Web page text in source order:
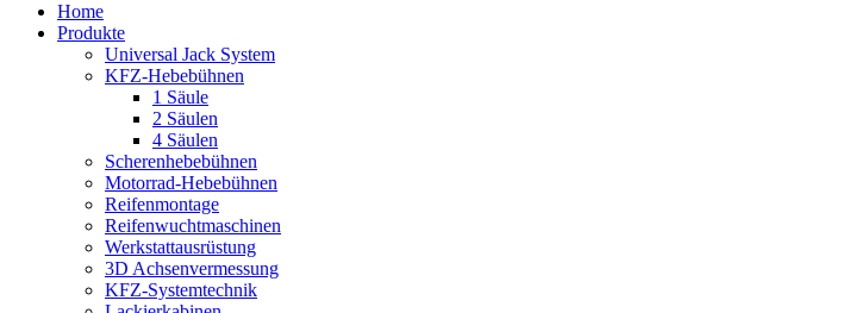
Home
Produkte
Universal Jack System
KFZ-Hebebühnen
1 Säule
2 Säulen
4 Säulen
Scherenhebebühnen
Motorrad-Hebebühnen
Reifenmontage
Reifenwuchtmaschinen
Werkstattausrüstung
3D Achsenvermessung
KFZ-Systemtechnik